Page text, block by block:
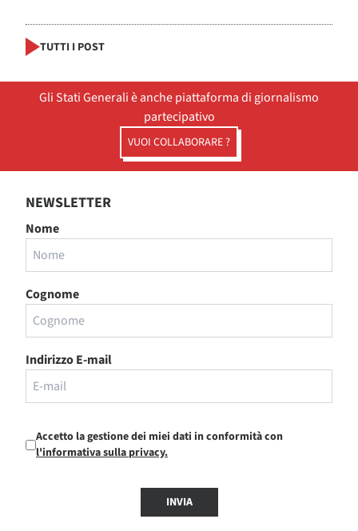
TUTTI I POST
Gli Stati Generali è anche piattaforma di giornalismo
partecipativo
VUOI COLLABORARE ?
NEWSLETTER
Nome
Cognome
Indirizzo E-mail
Accetto la gestione dei miei dati in conformità con
l'informativa sulla privacy.
INVIA